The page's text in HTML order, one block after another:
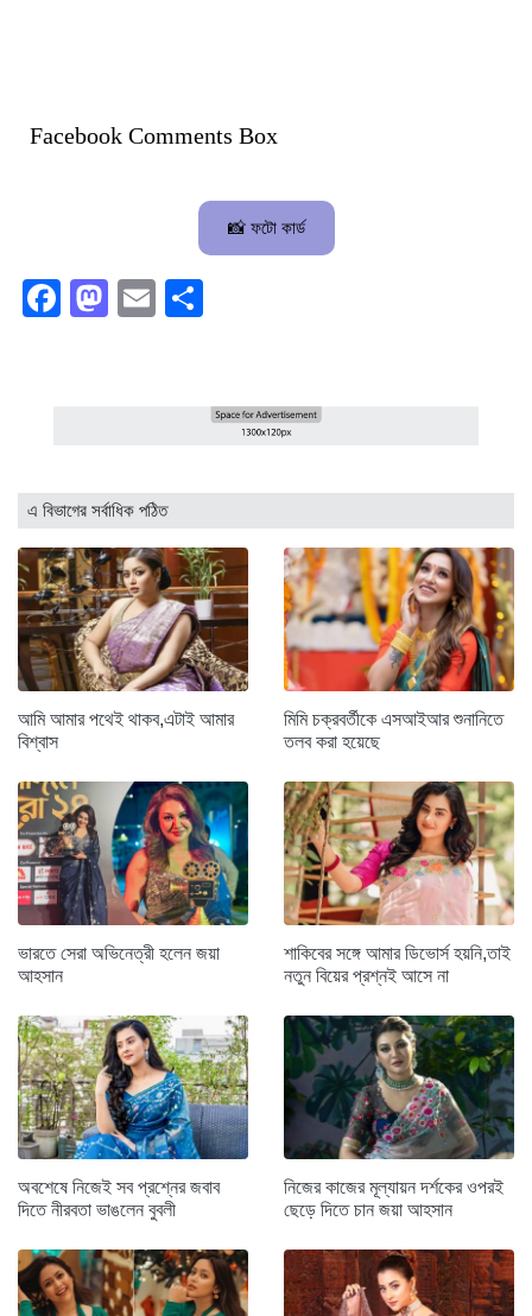
Facebook Comments Box
📸 ফটো কার্ড
Facebook
Mastodon
Email
এ বিভাগের সর্বাধিক পঠিত
আমি আমার পথেই থাকব,এটাই আমার
বিশ্বাস
মিমি চক্রবর্তীকে এসআইআর শুনানিতে
তলব করা হয়েছে
ভারতে সেরা অভিনেত্রী হলেন জয়া
আহসান
শাকিবের সঙ্গে আমার ডিভোর্স হয়নি,তাই
নতুন বিয়ের প্রশ্নই আসে না
অবশেষে নিজেই সব প্রশ্নের জবাব
দিতে নীরবতা ভাঙলেন বুবলী
নিজের কাজের মূল্যায়ন দর্শকের ওপরই
ছেড়ে দিতে চান জয়া আহসান